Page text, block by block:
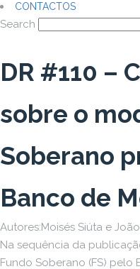
CONTACTOS
Search
DR #110 –
sobre o
Soberano
Banco de
Autores:Moisés Siúta e
Na sequência da
Fundo Soberano (FS) pelo